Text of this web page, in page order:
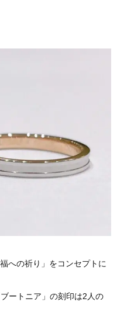
への祈り」をコンセプトに
ートニア」の刻印は2人の